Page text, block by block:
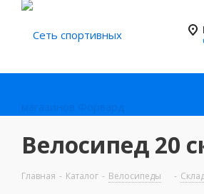
Велосипед 20
Главная - Каталог - Велосипеды -